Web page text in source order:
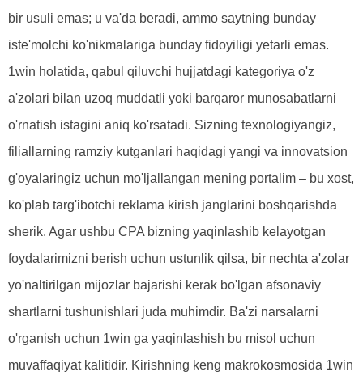
bir usuli emas; u va'da beradi, ammo saytning bunday
iste'molchi ko'nikmalariga bunday fidoyiligi yetarli emas.
1win holatida, qabul qiluvchi hujjatdagi kategoriya o'z
a'zolari bilan uzoq muddatli yoki barqaror munosabatlarni
o'rnatish istagini aniq ko'rsatadi. Sizning texnologiyangiz,
filiallarning ramziy kutganlari haqidagi yangi va innovatsion
g'oyalaringiz uchun mo'ljallangan mening portalim – bu xost,
ko'plab targ'ibotchi reklama kirish janglarini boshqarishda
sherik. Agar ushbu CPA bizning yaqinlashib kelayotgan
foydalarimizni berish uchun ustunlik qilsa, bir nechta a'zolar
yo'naltirilgan mijozlar bajarishi kerak bo'lgan afsonaviy
shartlarni tushunishlari juda muhimdir. Ba'zi narsalarni
o'rganish uchun 1win ga yaqinlashish bu misol uchun
muvaffaqiyat kalitidir. Kirishning keng makrokosmosida 1win